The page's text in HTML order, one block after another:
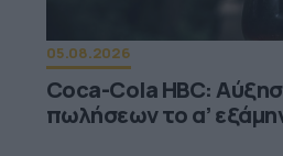
05.08.2026
Coca-Cola HBC:
πωλήσεων το α’